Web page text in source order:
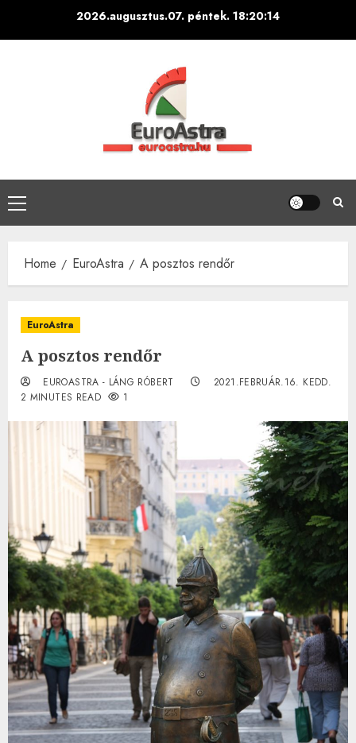
2026.augusztus.07. péntek. 18:20:16
Primary
Menu
Home EuroAstra A posztos rendőr
EuroAstra
A posztos rendőr
EUROASTRA - LÁNG RÓBERT
2021.FEBRUÁR.16. KEDD.
2 MINUTES READ
1